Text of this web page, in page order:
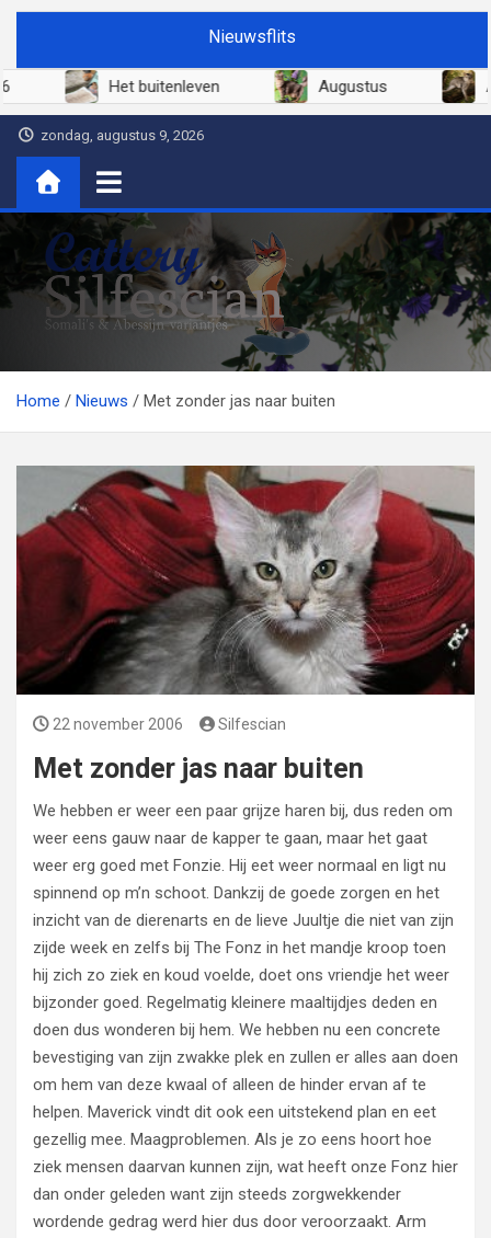
Ga
de
inhoud
Nieuwsflits
Juni 2026 Het buitenleven Augustus
zondag, augustus 9, 2026
Cattery Silfescian
Somali's en soms Abessijn-variantjes
Home
Nieuws Met zonder jas naar buiten
22 november 2006 Silfescian
Met zonder jas naar buiten
We hebben er weer een paar grijze haren bij, dus reden om
weer eens gauw naar de kapper te gaan, maar het gaat
weer erg goed met Fonzie. Hij eet weer normaal en ligt nu
spinnend op m’n schoot. Dankzij de goede zorgen en het
inzicht van de dierenarts en de lieve Juultje die niet van zijn
zijde week en zelfs bij The Fonz in het mandje kroop toen
hij zich zo ziek en koud voelde, doet ons vriendje het weer
bijzonder goed. Regelmatig kleinere maaltijdjes deden en
doen dus wonderen bij hem. We hebben nu een concrete
bevestiging van zijn zwakke plek en zullen er alles aan doen
om hem van deze kwaal of alleen de hinder ervan af te
helpen. Maverick vindt dit ook een uitstekend plan en eet
gezellig mee. Maagproblemen. Als je zo eens hoort hoe
ziek mensen daarvan kunnen zijn, wat heeft onze Fonz hier
dan onder geleden want zijn steeds zorgwekkender
wordende gedrag werd hier dus door veroorzaakt. Arm